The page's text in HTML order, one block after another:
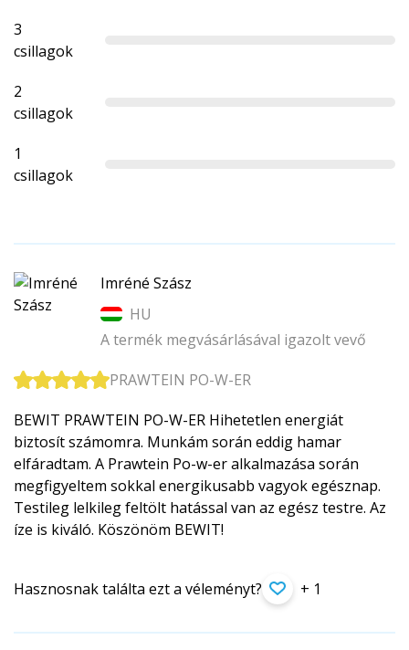
3
csillagok
2
csillagok
1
csillagok
Imréné Szász
HU
A termék megvásárlásával igazolt vevő
PRAWTEIN PO-W-ER
BEWIT PRAWTEIN PO-W-ER Hihetetlen energiát
biztosít számomra. Munkám során eddig hamar
elfáradtam. A Prawtein Po-w-er alkalmazása során
megfigyeltem sokkal energikusabb vagyok egésznap.
Testileg lelkileg feltölt hatással van az egész testre. Az
íze is kiváló. Köszönöm BEWIT!
Hasznosnak találta ezt a véleményt? + 1